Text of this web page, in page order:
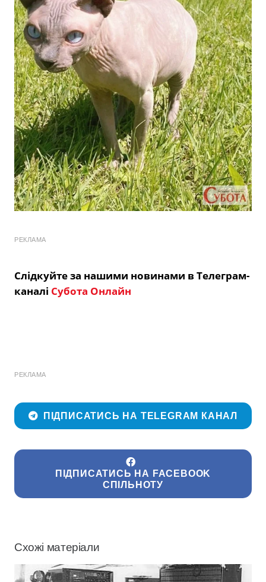
РЕКЛАМА
Слідкуйте за нашими новинами в Телеграм-
каналі Субота Онлайн
РЕКЛАМА
ПІДПИСАТИСЬ НА TELEGRAM КАНАЛ
ПІДПИСАТИСЬ НА FACEBOOK
СПІЛЬНОТУ
Схожі матеріали